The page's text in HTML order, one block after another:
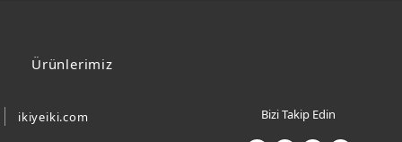
Ürünlerimiz
ikiyeiki.com Bizi Takip Edin